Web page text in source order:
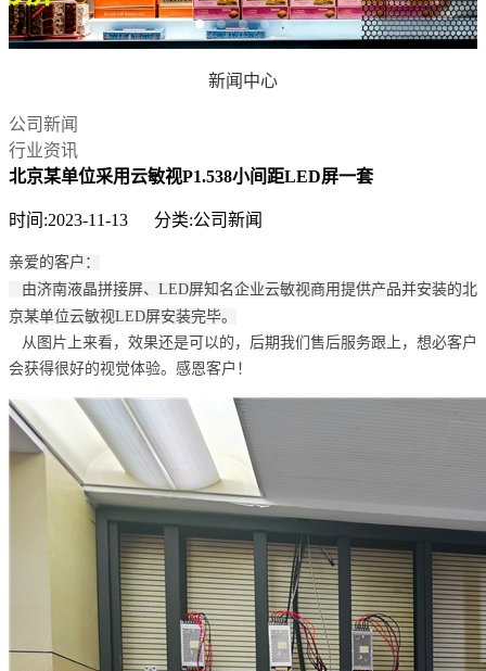
新闻中心
公司新闻
行业资讯
北京某单位采用云敏视P1.538小间距LED屏一套
时间:2023-11-13 分类:公司新闻
亲爱的客户：
由济南液晶拼接屏、LED屏知名企业云敏视商用提供产品并安装的北
京某单位云敏视LED屏安装完毕。
从图片上来看，效果还是可以的，后期我们售后服务跟上，想必客户
会获得很好的视觉体验。感恩客户！